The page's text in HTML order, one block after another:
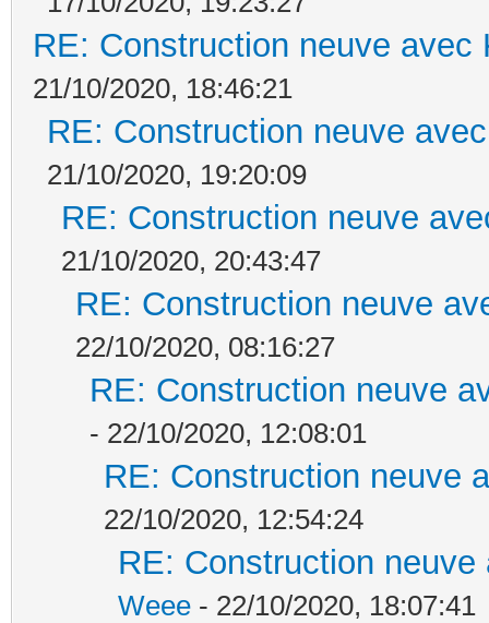
RE: Construction neuve avec
21/10/2020, 18:46:21
RE: Construction neuve
21/10/2020, 19:20:09
RE: Construction neuve
21/10/2020, 20:43:47
RE: Construction neuve
22/10/2020, 08:16:27
RE: Construction neuve
- 22/10/2020, 12:08:01
RE: Construction neuve
22/10/2020, 12:54:24
RE: Construction
Weee - 22/10/2020, 18:07:41